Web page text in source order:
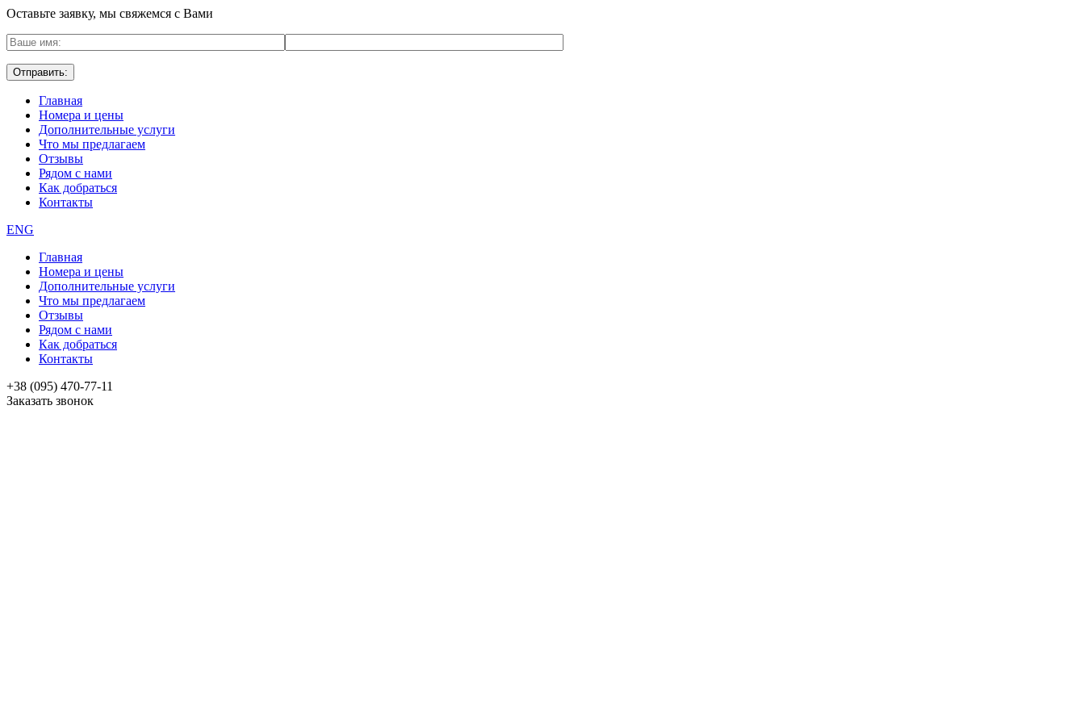
Оставьте заявку, мы свяжемся с Вами
Главная
Номера и цены
Дополнительные услуги
Что мы предлагаем
Отзывы
Рядом с нами
Как добраться
Контакты
ENG
Главная
Номера и цены
Дополнительные услуги
Что мы предлагаем
Отзывы
Рядом с нами
Как добраться
Контакты
+38 (095) 470-77-11
Заказать звонок